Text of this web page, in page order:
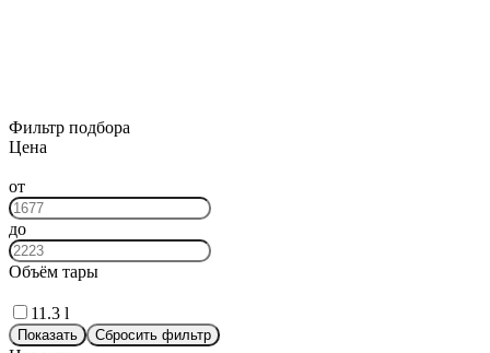
Фильтр подбора
Цена
от
до
Объём тары
11.3 l
Показать Сбросить фильтр